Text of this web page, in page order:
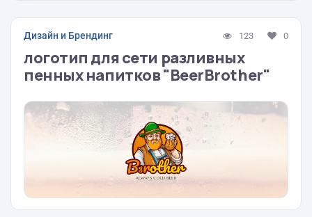
Дизайн и Брендинг 123 0
логотип для сети разливных
пенных напитков "BeerBrother"